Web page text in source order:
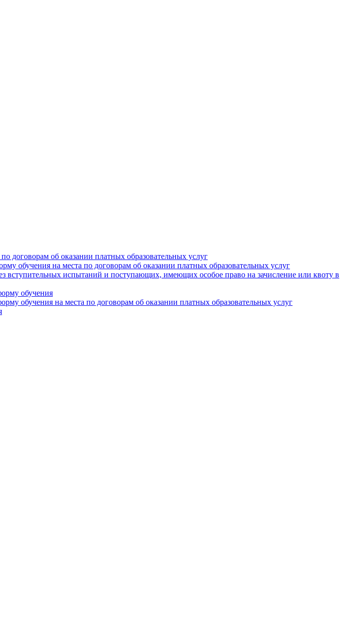
договорам об оказании платных образовательных услуг
обучения на места по договорам об оказании платных образовательных услуг
вступительных испытаний и поступающих, имеющих особое право на зачисление или квоту в
обучения
обучения на места по договорам об оказании платных образовательных услуг